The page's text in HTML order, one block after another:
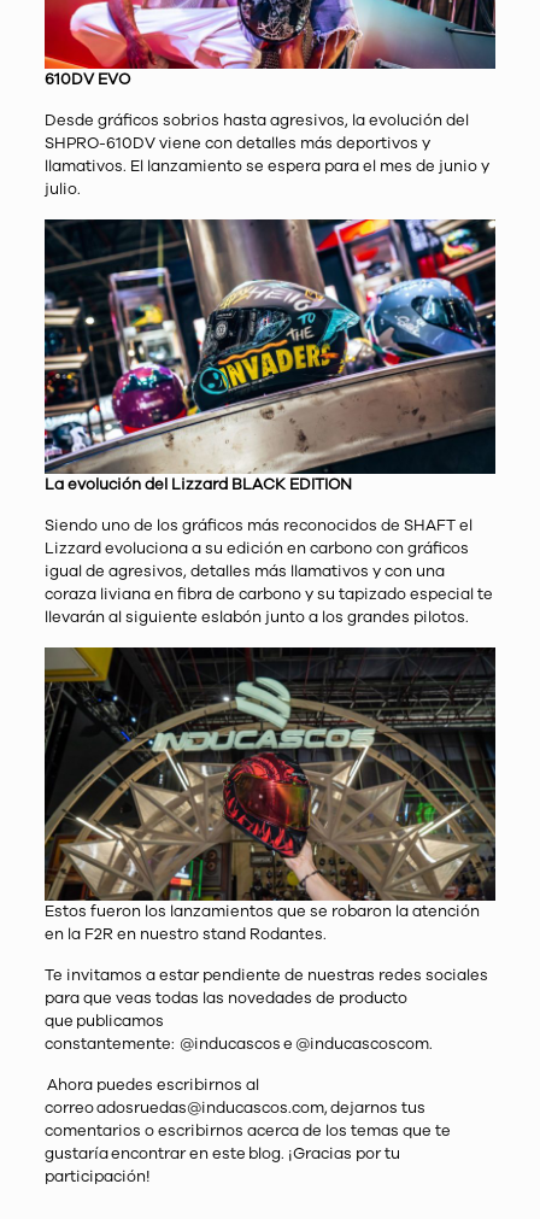
610DV EVO
Desde gráficos sobrios hasta agresivos, la evolución del
SHPRO-610DV viene con detalles más deportivos y
llamativos. El lanzamiento se espera para el mes de junio y
julio.
La evolución del Lizzard BLACK EDITION
Siendo uno de los gráficos más reconocidos de SHAFT el
Lizzard evoluciona a su edición en carbono con gráficos
igual de agresivos, detalles más llamativos y con una
coraza liviana en fibra de carbono y su tapizado especial te
llevarán al siguiente eslabón junto a los grandes pilotos.
Estos fueron los lanzamientos que se robaron la atención
en la F2R en nuestro stand Rodantes.
Te invitamos a estar pendiente de nuestras redes sociales
para que veas todas las novedades de producto
que publicamos
constantemente: @inducascose@inducascoscom.
Ahora puedes escribirnos al
correoadosruedas@inducascos.com, dejarnos tus
comentarios o escribirnos acerca de los temas que te
gustaría encontrar en este blog. ¡Gracias por tu
participación!